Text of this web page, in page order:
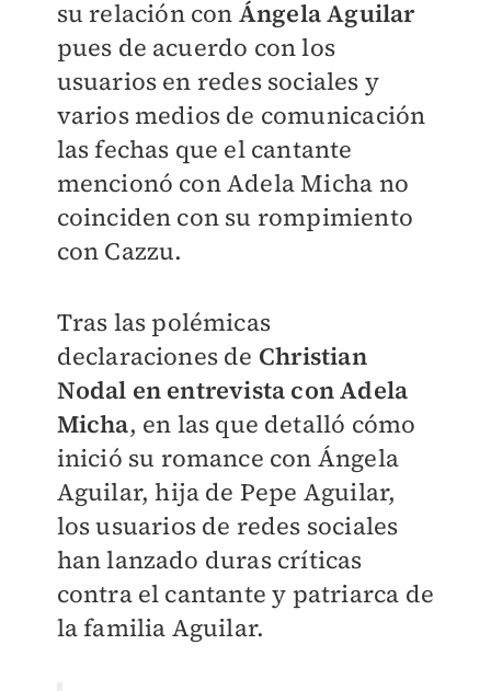
su relación con Ángela Aguilar
pues de acuerdo con los
usuarios en redes sociales y
varios medios de comunicación
las fechas que el cantante
mencionó con Adela Micha no
coinciden con su rompimiento
con Cazzu.
Tras las polémicas
declaraciones de Christian
Nodal en entrevista con Adela
Micha, en las que detalló cómo
inició su romance con Ángela
Aguilar, hija de Pepe Aguilar,
los usuarios de redes sociales
han lanzado duras críticas
contra el cantante y patriarca de
la familia Aguilar.